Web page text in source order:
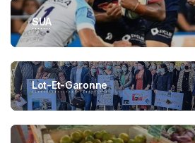
SUA
Lot-Et-Garonne